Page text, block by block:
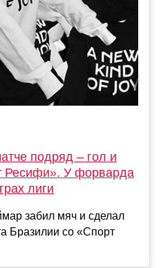
подряд – гол и
Ресифи». У форварда
лиги
забил мяч и сделал
Бразилии со «Спорт